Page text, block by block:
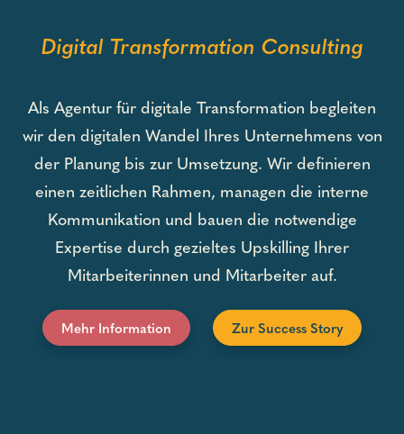
Digital Transformation Consulting
Als Agentur für digitale Transformation begleiten
wir den digitalen Wandel Ihres Unternehmens von
der Planung bis zur Umsetzung. Wir definieren
einen zeitlichen Rahmen, managen die interne
Kommunikation und bauen die notwendige
Expertise durch gezieltes Upskilling Ihrer
Mitarbeiterinnen und Mitarbeiter auf.
Mehr Information Zur Success Story